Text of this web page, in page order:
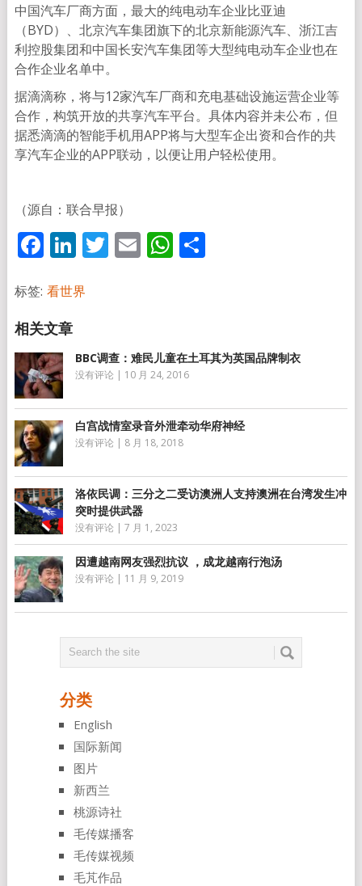
中国汽车厂商方面，最大的纯电动车企业比亚迪
（BYD）、北京汽车集团旗下的北京新能源汽车、浙江吉
利控股集团和中国长安汽车集团等大型纯电动车企业也在
合作企业名单中。
据滴滴称，将与12家汽车厂商和充电基础设施运营企业等
合作，构筑开放的共享汽车平台。具体内容并未公布，但
据悉滴滴的智能手机用APP将与大型车企出资和合作的共
享汽车企业的APP联动，以便让用户轻松使用。
（源自：联合早报）
Facebook
LinkedIn
Twitter
EmailWhatsApp
分
标签: 看世界
BBC调查：难民儿童在土耳其为英国品牌制衣
没有评论 | 10 月 24, 2016
白宫战情室录音外泄牵动华府神经
没有评论 | 8 月 18, 2018
洛依民调：三分之二受访澳洲人支持澳洲在台湾发生冲
突时提供武器
没有评论 | 7 月 1, 2023
因遭越南网友强烈抗议 ，成龙越南行泡汤
没有评论 | 11 月 9, 2019
分类
English
国际新闻
图片
新西兰
桃源诗社
毛传媒播客
毛传媒视频
毛芃作品